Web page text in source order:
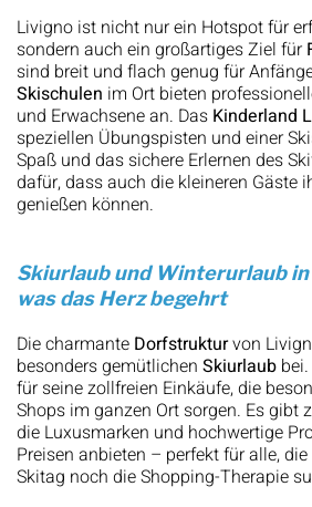
Livigno ist nicht nur ein Hotspot für
sondern auch ein großartiges Ziel für
sind breit und flach genug für
Skischulen im Ort bieten
und Erwachsene an. Das Kinderland
speziellen Übungspisten und einer
Spaß und das sichere Erlernen des
dafür, dass auch die kleineren Gäste
genießen können.
Skiurlaub und Winterurlaub
was das Herz begehrt
Die charmante Dorfstrukturvon
besonders gemütlichen Skiurlaub
für seine zollfreien Einkäufe, die
Shops im ganzen Ort sorgen. Es gibt
die Luxusmarken und hochwertige
Preisen anbieten – perfekt für alle,
Skitag noch die Shopping-Therapie